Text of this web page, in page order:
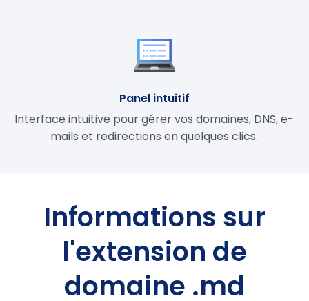
Panel intuitif
Interface intuitive pour gérer vos domaines, DNS, e-
mails et redirections en quelques clics.
Informations sur
l'extension de
domaine .md